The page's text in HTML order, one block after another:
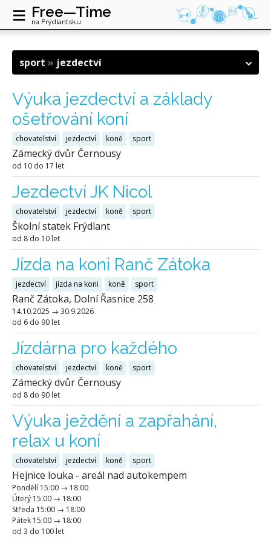
≡ Free—Time
na Frýdlantsku
sport jezdectví
Výuka jezdectví a základy
ošetřování koní
chovatelství jezdectví koně sport
Zámecký dvůr Černousy
od 10 do 17 let
Jezdectví JK Nicol
chovatelství jezdectví koně sport
Školní statek Frýdlant
od 8 do 10 let
Jízda na koni Ranč Zátoka
jezdectví jízda na koni koně sport
Ranč Zátoka, Dolní Řasnice 258
14.10.2025 → 30.9.2026
od 6 do 90 let
Jízdárna pro každého
chovatelství jezdectví koně sport
Zámecký dvůr Černousy
od 8 do 90 let
Výuka ježdění a zapřahání,
relax u koní
chovatelství jezdectví koně sport
Hejnice louka - areál nad autokempem
Pondělí 15:00 → 18:00
Úterý 15:00 → 18:00
Středa 15:00 → 18:00
Pátek 15:00 → 18:00
od 3 do 100 let